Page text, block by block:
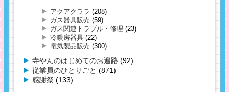
アクアクララ (208)
ガス器具販売 (59)
ガス関連トラブル・修理 (23)
冷暖房器具 (22)
電気製品販売 (300)
寺やんのはじめてのお遍路 (92)
従業員のひとりごと (871)
感謝祭 (133)